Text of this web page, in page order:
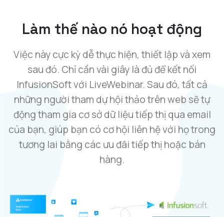
Làm thế nào nó hoạt động
Việc này cực kỳ dễ thực hiện, thiết lập và xem
sau đó. Chỉ cần vài giây là đủ để kết nối
InfusionSoft với LiveWebinar. Sau đó, tất cả
những người tham dự hội thảo trên web sẽ tự
động tham gia cơ sở dữ liệu tiếp thị qua email
của bạn, giúp bạn có cơ hội liên hệ với họ trong
tương lai bằng các ưu đãi tiếp thị hoặc bán
hàng.